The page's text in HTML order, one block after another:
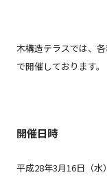
お問い合わせ
木構造テラスでは、
で開催しております。
開催日時
平成28年3月16日（